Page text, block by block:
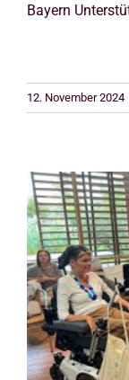
Bayern
12. November 2024